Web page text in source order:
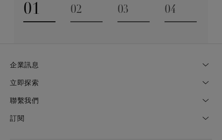
01
Go to slide 1
02
03
04
企業訊息
立即探索
聯繫我們
訂閱